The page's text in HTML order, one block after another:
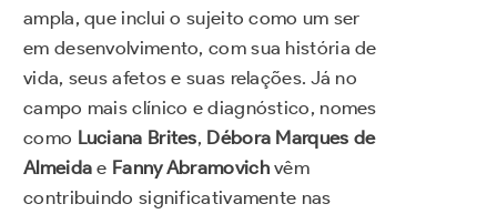
ampla, que inclui o sujeito como um ser
em desenvolvimento, com sua história de
vida, seus afetos e suas relações. Já no
campo mais clínico e diagnóstico, nomes
como Luciana Brites, Débora Marques de
Almeida e Fanny Abramovichvêm
contribuindo significativamente nas